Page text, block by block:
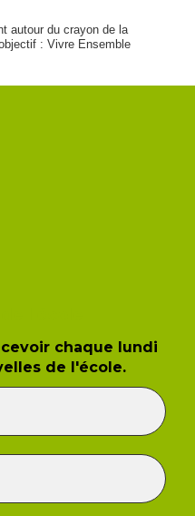
autour du crayon de la
: Vivre Ensemble
chaque lundi
de l'école.